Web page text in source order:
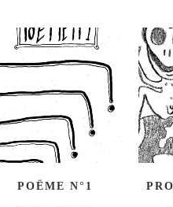
POËME N°1